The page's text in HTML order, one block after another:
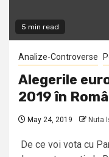
5 min read
Analize-Controverse
Alegerile
2019 în
May 24, 2019 Nuta
De ce voi vota cu